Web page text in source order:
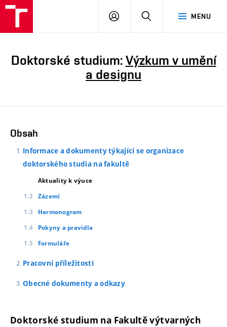
MENU
PŘIHLÁSIT
Doktorské studium: Výzkum v umění
a designu
Obsah
Informace a dokumenty týkající se organizace
doktorského studia na fakultě
Aktuality k výuce
Zázemí
Harmonogram
Pokyny a pravidla
Formuláře
Pracovní příležitosti
Obecné dokumenty a odkazy
Doktorské studium na Fakultě výtvarných